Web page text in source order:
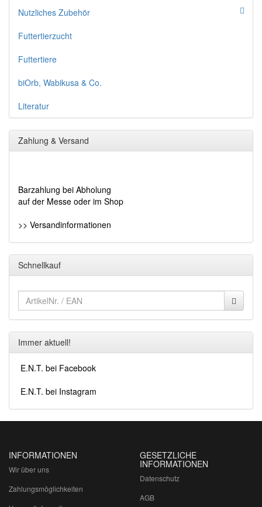
Nutzliches Zubehör
Futtertierzucht
Futtertiere
biOrb, Wabikusa & Co.
Literatur
Zahlung & Versand
Barzahlung bei Abholung
auf der Messe oder im Shop
>> Versandinformationen
Schnellkauf
Immer aktuell!
E.N.T. bei Facebook
E.N.T. bei Instagram
INFORMATIONEN
Wir über uns
Zahlungsmöglichkeiten
GESETZLICHE
INFORMATIONEN
Datenschutz
AGB